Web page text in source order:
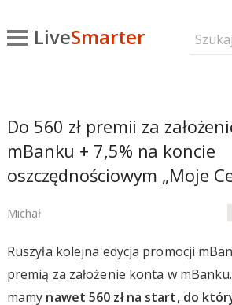
LiveSmarter
Do 560 zł premii za
mBanku + 7,5% na koncie
oszczędnościowym „Moje
Michał
Ruszyła kolejna edycja promocji
premią za założenie konta w
mamy nawet 560 zł na start, do